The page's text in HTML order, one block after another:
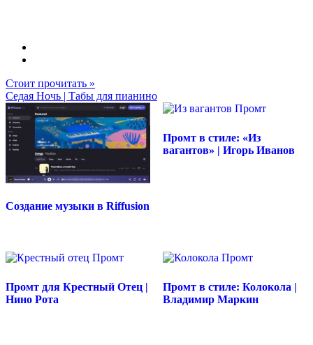
Стоит прочитать »
Седая Ночь | Табы для пианино
Создание музыки в Riffusion
Промт в стиле: «Из
вагантов» | Игорь Иванов
Промт для Крестный Отец |
Нино Рота
Промт в стиле: Колокола |
Владимир Маркин